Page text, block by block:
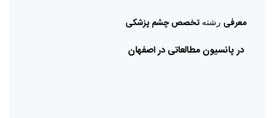
معرفی رشته تخصص چشم پزشکی
در پانسیون مطالعاتی دراصفهان